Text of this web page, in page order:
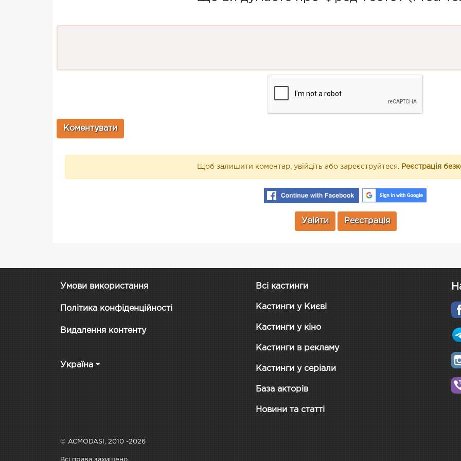
Щоб залишити коментар, увійдіть або зареєструйтеся. Реєстрація
Увійти Реєстрація
Умови використання
Політика конфіденційності
Видалення контенту
Україна
Всі кастинги
Кастинги у Києві
Кастинги у кіно
Кастинги в рекламу
Кастинги у серіали
База акторів
Новини та статті
© ACMODASI, 2010 -2026
Всі права захищено.